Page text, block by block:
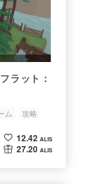
ラット：
ム
攻略
12.42 ALIS
27.20 ALIS